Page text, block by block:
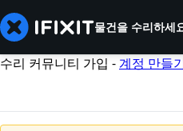
물건을 수리하세
수리 커뮤니티 가입 -계정 만들